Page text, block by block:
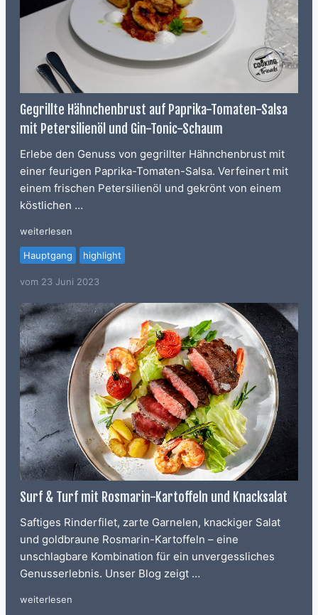
Gegrillte Hähnchenbrust auf Paprika-Tomaten-Salsa
mit Petersilienöl und Gin-Tonic-Schaum
Hauptgang highlight
Erlebe den Genuss von gegrillter Hähnchenbrust mit
einer feurigen Paprika-Tomaten-Salsa. Verfeinert mit
einem frischen Petersilienöl und gekrönt von einem
köstlichen …
weiterlesen
vom 23 Juni 2023
Surf & Turf mit Rosmarin-Kartoffeln und Knacksalat
Saftiges Rinderfilet, zarte Garnelen, knackiger Salat
und goldbraune Rosmarin-Kartoffeln – eine
unschlagbare Kombination für ein unvergessliches
Genusserlebnis. Unser Blog zeigt …
weiterlesen